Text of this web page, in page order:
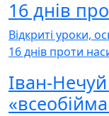
16 днів
Відкриті уроки,
16 днів проти
Іван-